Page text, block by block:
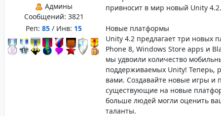
Админы
Сообщений: 3821
Реп: 85 / Инв: 15
привносит в мир новый Unity 4.2.
Новые платформы
Unity 4.2 предлагает три новых
Phone 8, Windows Store apps и
мы удвоили количество
поддерживаемых Unity! Теперь,
вами. Создавайте новые игры и
существующие на новые
больше людей могли оценить
таланты.